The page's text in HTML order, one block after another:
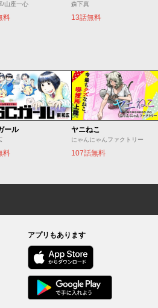
/山座一心
料
森下真
13話無料
ール
料
ヤニねこ
にゃんにゃんファクトリー
107話無料
アプリもあります